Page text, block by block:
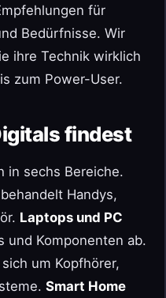
für
Bedürfnisse. Wir
ihre Technik wirklich
zum Power-User.
findest
in sechs Bereiche.
behandelt Handys,
Laptops und PC
und Komponenten ab.
um Kopfhörer,
Smart Home